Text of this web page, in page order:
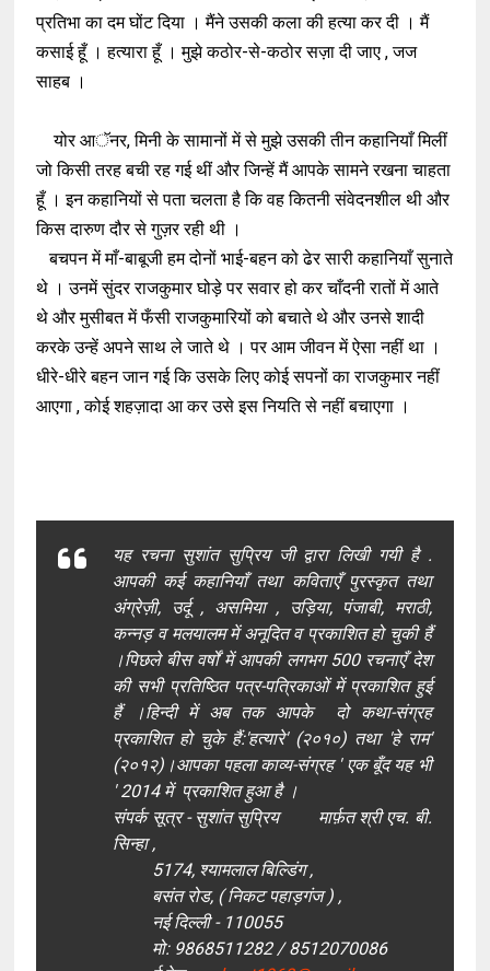
प्रतिभा का दम घोंट दिया । मैंने उसकी कला की हत्या कर दी । मैं
कसाई हूँ । हत्यारा हूँ । मुझे कठोर-से-कठोर सज़ा दी जाए , जज
साहब ।
योर आॅनर, मिनी के सामानों में से मुझे उसकी तीन कहानियाँ मिलीं
जो किसी तरह बची रह गई थीं और जिन्हें मैं आपके सामने रखना चाहता
हूँ । इन कहानियों से पता चलता है कि वह कितनी संवेदनशील थी और
किस दारुण दौर से गुज़र रही थी ।
बचपन में माँ-बाबूजी हम दोनों भाई-बहन को ढेर सारी कहानियाँ सुनाते
थे । उनमें सुंदर राजकुमार घोड़े पर सवार हो कर चाँदनी रातों में आते
थे और मुसीबत में फँसी राजकुमारियों को बचाते थे और उनसे शादी
करके उन्हें अपने साथ ले जाते थे । पर आम जीवन में ऐसा नहीं था ।
धीरे-धीरे बहन जान गई कि उसके लिए कोई सपनों का राजकुमार नहीं
आएगा , कोई शहज़ादा आ कर उसे इस नियति से नहीं बचाएगा ।
यह रचना सुशांत सुप्रिय जी द्वारा लिखी गयी है .
आपकी कई कहानियाँ तथा कविताएँ पुरस्कृत तथा
अंग्रेज़ी, उर्दू , असमिया , उड़िया, पंजाबी, मराठी,
कन्नड़ व मलयालम में अनूदित व प्रकाशित हो चुकी हैं
।पिछले बीस वर्षों में आपकी लगभग 500 रचनाएँ देश
की सभी प्रतिष्ठित पत्र-पत्रिकाओं में प्रकाशित हुई
हैं ।हिन्दी में अब तक आपके दो कथा-संग्रह
प्रकाशित हो चुके हैं:'हत्यारे' (२०१०) तथा 'हे राम'
(२०१२)।आपका पहला काव्य-संग्रह ' एक बूँद यह भी
' 2014 में प्रकाशित हुआ है ।
संपर्क सूत्र - सुशांत सुप्रियमार्फ़त श्री एच. बी.
सिन्हा ,
5174, श्यामलाल बिल्डिंग ,
बसंत रोड, ( निकट पहाड़गंज ) ,
नई दिल्ली - 110055
मो: 9868511282 / 8512070086